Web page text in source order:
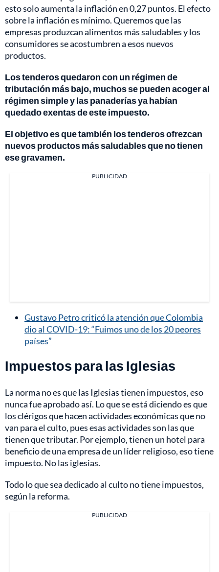
esto solo aumenta la inflación en 0,27 puntos. El efecto
sobre la inflación es mínimo. Queremos que las
empresas produzcan alimentos más saludables y los
consumidores se acostumbren a esos nuevos
productos.
Los tenderos quedaron con un régimen de
tributación más bajo, muchos se pueden acoger al
régimen simple y las panaderías ya habían
quedado exentas de este impuesto.
El objetivo es que también los tenderos ofrezcan
nuevos productos más saludables que no tienen
ese gravamen.
PUBLICIDAD
Gustavo Petro criticó la atención que Colombia
dio al COVID-19: “Fuimos uno de los 20 peores
países”
Impuestos para las Iglesias
La norma no es que las Iglesias tienen impuestos, eso
nunca fue aprobado así. Lo que se está diciendo es que
los clérigos que hacen actividades económicas que no
van para el culto, pues esas actividades son las que
tienen que tributar. Por ejemplo, tienen un hotel para
beneficio de una empresa de un líder religioso, eso tiene
impuesto. No las iglesias.
Todo lo que sea dedicado al culto no tiene impuestos,
según la reforma.
PUBLICIDAD